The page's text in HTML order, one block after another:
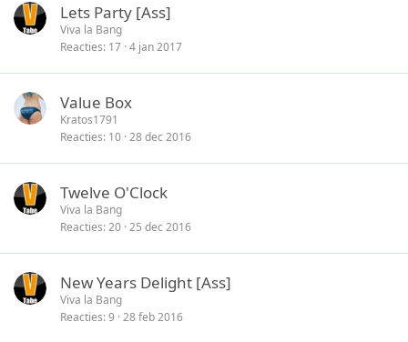
Lets Party [Ass]
Viva la Bang
Reacties 17 4 jan 2017
Value Box
Kratos1791
Reacties 10 28 dec 2016
Twelve O'Clock
Viva la Bang
Reacties 20 25 dec 2016
New Years Delight [Ass]
Viva la Bang
Reacties 9 28 feb 2016